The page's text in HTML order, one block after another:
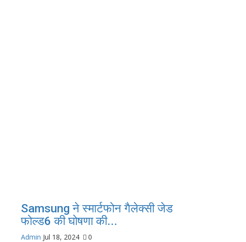
Samsung ने स्मार्टफोन गैलेक्सी जेड
फोल्ड6 की घोषणा की...
Admin Jul 18, 2024
0